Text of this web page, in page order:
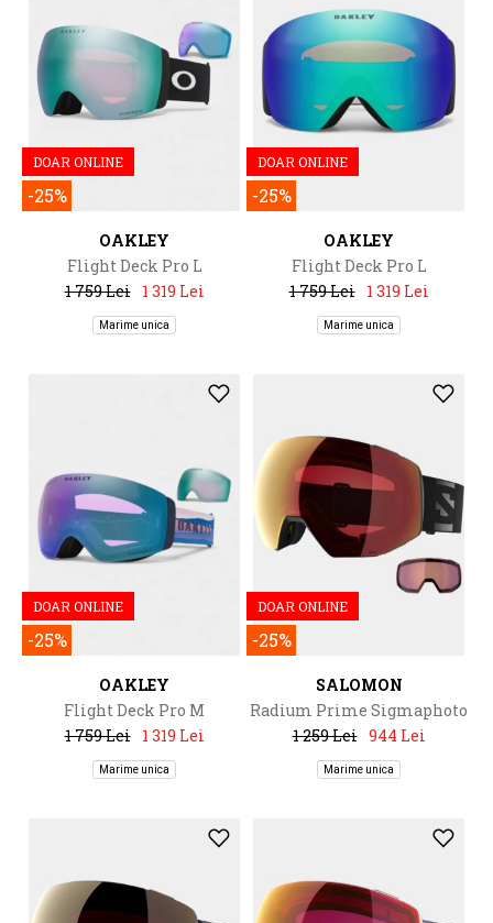
DOAR ONLINE
-25%
OAKLEY
Flight Deck Pro L
1 759 Lei
1 319 Lei
Marime unica
DOAR ONLINE
-25%
OAKLEY
Flight Deck Pro L
1 759 Lei
1 319 Lei
Marime unica
DOAR ONLINE
-25%
OAKLEY
Flight Deck Pro M
1 759 Lei
1 319 Lei
Marime unica
DOAR ONLINE
-25%
SALOMON
Radium Prime Sigmaphoto
+1Lens
1 259 Lei 944 Lei
Marime unica